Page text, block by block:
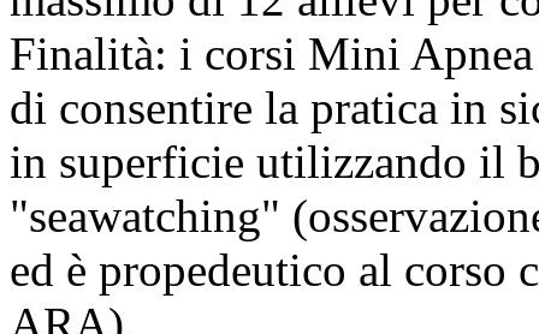
Finalità: i corsi Mini
di consentire la pratica in
in superficie utilizzando il
"seawatching"
ed è propedeutico al corso